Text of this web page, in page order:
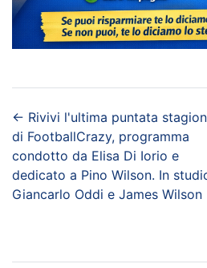
← Rivivi l'ultima puntata
di FootballCrazy, programma
condotto da Elisa Di Iorio e
dedicato a Pino Wilson. In
Giancarlo Oddi e James Wilson